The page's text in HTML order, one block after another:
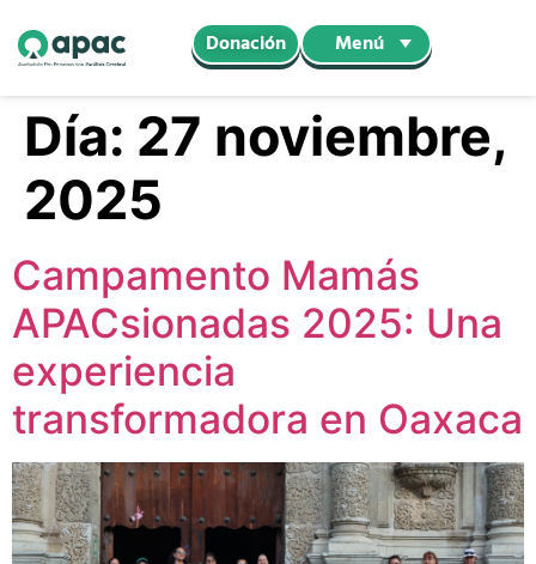
Donación Menú
Día: 27 noviembre,
2025
Campamento Mamás
APACsionadas 2025: Una
experiencia
transformadora en Oaxaca